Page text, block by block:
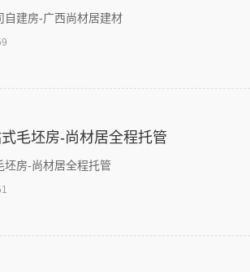
自建房-广西尚材居建材
毛坯房-尚材居全程托管
坯房-尚材居全程托管